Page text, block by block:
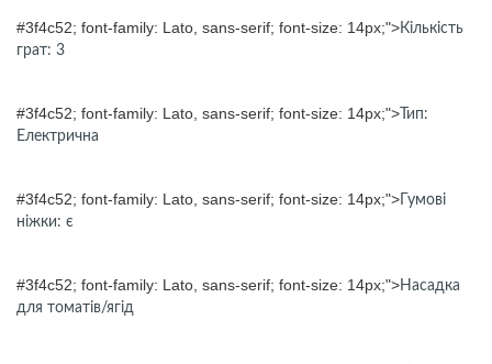
#3f4c52; font-family: Lato, sans-serif; font-size: 14px;">Кількість
грат: 3
#3f4c52; font-family: Lato, sans-serif; font-size: 14px;"> Тип:
Електрична
#3f4c52; font-family: Lato, sans-serif; font-size: 14px;"> Гумові
ніжки: є
#3f4c52; font-family: Lato, sans-serif; font-size: 14px;">Насадка
для томатів/ягід